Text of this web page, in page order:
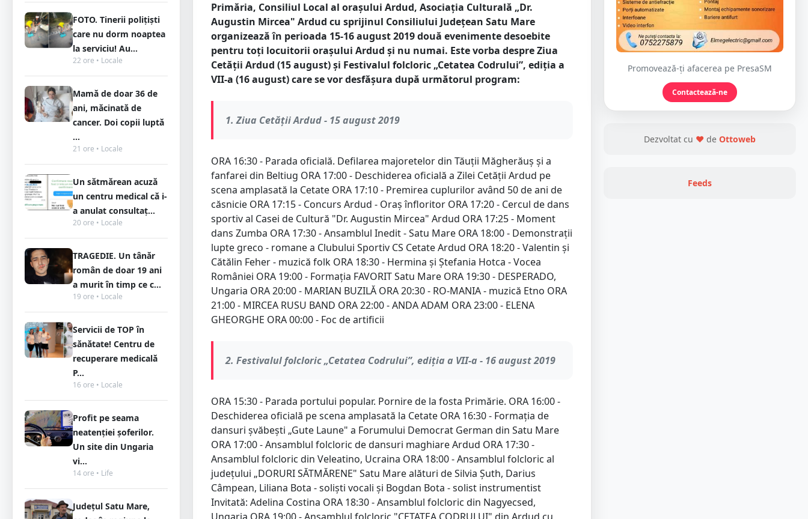
FOTO. Tinerii polițiști
care nu dorm noaptea
la serviciu! Au...
22 ore • Locale
Mamă de doar 36 de
ani, măcinată de
cancer. Doi copii luptă
...
21 ore • Locale
Un sătmărean acuză
un centru medical că i-
a anulat consultaț...
20 ore • Locale
TRAGEDIE. Un tânăr
român de doar 19 ani
a murit în timp ce c...
19 ore • Locale
Servicii de TOP în
sănătate! Centru de
recuperare medicală
P...
16 ore • Locale
Profit pe seama
neatenției șoferilor.
Un site din Ungaria
vi...
14 ore • Life
Județul Satu Mare,
Primăria, Consiliul Local al oraşului Ardud, Asociația Culturală „Dr.
Augustin Mircea" Ardud cu sprijinul Consiliului Județean Satu Mare
organizează în perioada 15-16 august 2019 două evenimente desoebite
pentru toți locuitorii orașului Ardud și nu numai. Este vorba despre Ziua
Cetății Ardud (15 august) și Festivalul folcloric „Cetatea Codrului”, ediția a
VII-a (16 august) care se vor desfășura după următorul program:
1. Ziua Cetății Ardud - 15 august 2019
ORA 16:30 - Parada oficială. Defilarea majoretelor din Tăuții Măgherăuș și a
fanfarei din Beltiug ORA 17:00 - Deschiderea oficială a Zilei Cetăţii Ardud pe
scena amplasată la Cetate ORA 17:10 - Premirea cuplurilor având 50 de ani de
căsnicie ORA 17:15 - Concurs Ardud - Oraş înfloritor ORA 17:20 - Cercul de dans
sportiv al Casei de Cultură "Dr. Augustin Mircea" Ardud ORA 17:25 - Moment
dans Zumba ORA 17:30 - Ansamblul Inedit - Satu Mare ORA 18:00 - Demonstraţii
lupte greco - romane a Clubului Sportiv CS Cetate Ardud ORA 18:20 - Valentin și
Cătălin Feher - muzică folk ORA 18:30 - Hermina și Ștefania Hotca - Vocea
României ORA 19:00 - Formația FAVORIT Satu Mare ORA 19:30 - DESPERADO,
Ungaria ORA 20:00 - MARIAN BUZILĂ ORA 20:30 - RO-MANIA - muzică Etno ORA
21:00 - MIRCEA RUSU BAND ORA 22:00 - ANDA ADAM ORA 23:00 - ELENA
GHEORGHE ORA 00:00 - Foc de artificii
2. Festivalul folcloric „Cetatea Codrului”, ediția a VII-a - 16 august 2019
ORA 15:30 - Parada portului popular. Pornire de la fosta Primărie. ORA 16:00 -
Deschiderea oficială pe scena amplasată la Cetate ORA 16:30 - Formația de
dansuri șvăbești „Gute Laune" a Forumului Democrat German din Satu Mare
ORA 17:00 - Ansamblul folcloric de dansuri maghiare Ardud ORA 17:30 -
Ansamblul folcloric din Veleatino, Ucraina ORA 18:00 - Ansamblul folcloric al
județului „DORURI SĂTMĂRENE" Satu Mare alături de Silvia Șuth, Darius
Câmpean, Liliana Bota - soliști vocali și Bogdan Bota - solist instrumentist
Invitată: Adelina Costina ORA 18:30 - Ansamblul folcloric din Nagyecsed,
Promovează-ți afacerea pe PresaSM
Contactează-ne
Dezvoltat cu ❤ de Ottoweb
Feeds